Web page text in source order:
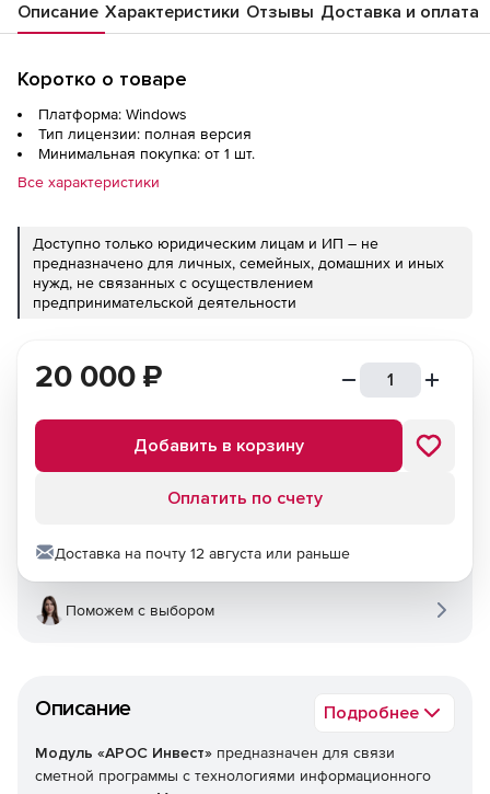
Описание Характеристики Отзывы Доставка и оплата
Коротко о товаре
Платформа: Windows
Тип лицензии: полная версия
Минимальная покупка: от 1 шт.
Все характеристики
Доступно только юридическим лицам и ИП – не
предназначено для личных, семейных, домашних и иных
нужд, не связанных с осуществлением
предпринимательской деятельности
Описание Подробнее
Модуль «АРОС Инвест» предназначен для связи
сметной программы с технологиями информационного
20 000 ₽
Добавить в корзину
Оплатить по счету
Доставка на почту 12 августа или раньше
Поможем с выбором